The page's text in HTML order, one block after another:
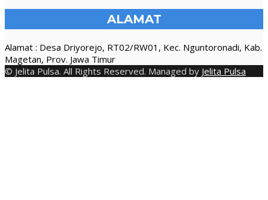
ALAMAT
Alamat : Desa Driyorejo, RT02/RW01, Kec. Nguntoronadi, Kab.
Magetan, Prov. Jawa Timur
© Jelita Pulsa. All Rights Reserved. Managed by Jelita Pulsa